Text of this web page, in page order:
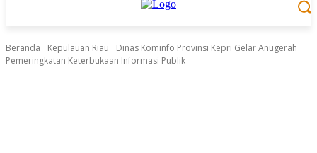
Beranda Kepulauan Riau
Dinas Kominfo Provinsi Kepri Gelar Anugerah
Pemeringkatan Keterbukaan Informasi Publik